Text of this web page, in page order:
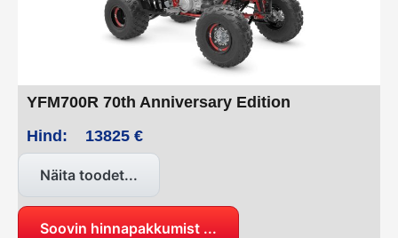
YFM700R 70th Anniversary Edition
Hind:
13825 €
Näita toodet...
Soovin hinnapakkumist ...